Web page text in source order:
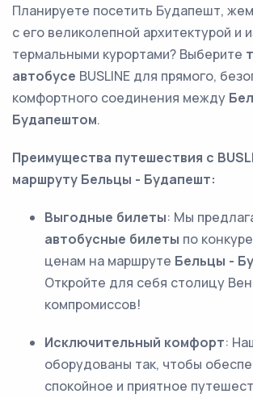
Планируете посетить Будапешт,
с его великолепной архитектурой и
термальными курортами? Выберите
автобусе BUSLINE для прямого,
комфортного соединения между
Будапештом.
Преимущества путешествия с
маршруту Бельцы - Будапешт:
Выгодные билеты: Мы
автобусные билеты по
ценам на маршруте Бельцы -
Откройте для себя столицу
компромиссов!
Исключительный комфорт:
оборудованы так, чтобы
спокойное и приятное